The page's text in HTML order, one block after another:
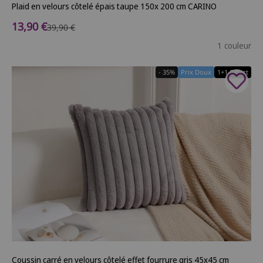
Plaid en velours côtelé épais taupe 150x 200 cm CARINO
Prix de vente
13,90 €Prix normal
39,90 €
1 couleur
1+1 Offert
Prix Doux
- 35%
Coussin carré en velours côtelé effet fourrure gris 45x45 cm